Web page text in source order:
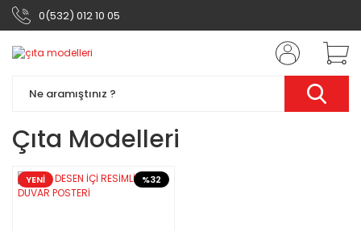
0(532) 012 10 05
Çıta Modelleri
%32
YENİ